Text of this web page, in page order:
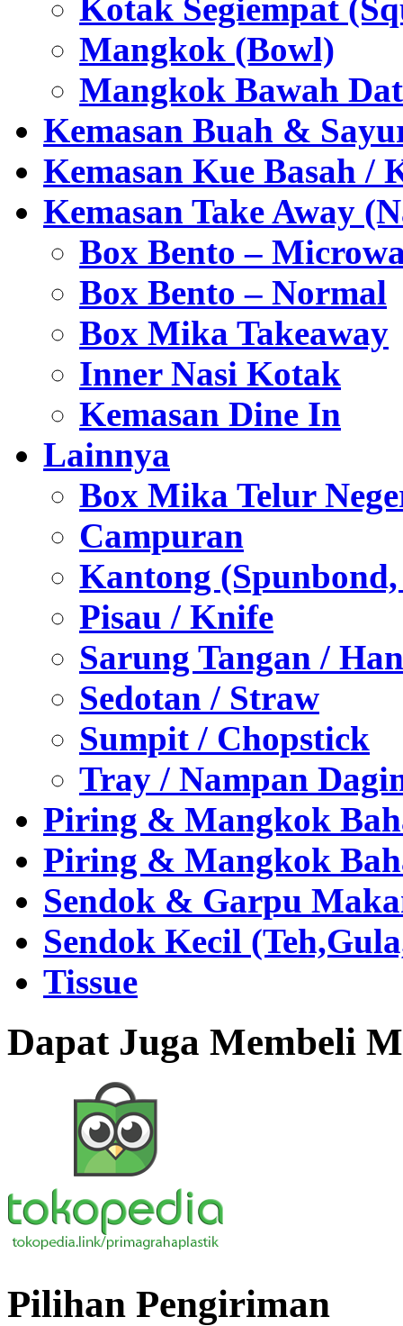
Kotak Segiempat
Mangkok (Bowl)
Mangkok Bawah
Kemasan Buah &
Kemasan Kue Basah /
Kemasan Take Away
Box Bento –
Box Bento – Normal
Box Mika Takeaway
Inner Nasi Kotak
Kemasan Dine In
Lainnya
Box Mika Telur
Campuran
Kantong
Pisau / Knife
Sarung Tangan /
Sedotan / Straw
Sumpit / Chopstick
Tray / Nampan
Piring & Mangkok
Piring & Mangkok
Sendok & Garpu
Sendok Kecil
Tissue
Dapat Juga Membeli
Pilihan Pengiriman